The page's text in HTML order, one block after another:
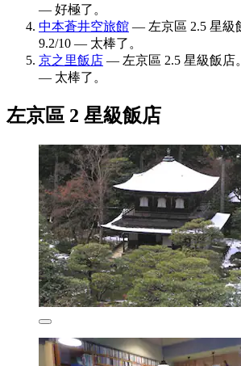
— 好極了。
中本蒼井空旅館 — 左京區 2.5 星級
9.2/10 — 太棒了。
京之里飯店 — 左京區 2.5 星級飯店
— 太棒了。
左京區 2 星級飯店